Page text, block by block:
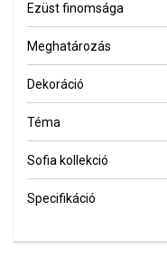
Ezüst finomsága
Meghatározás
Dekoráció
Téma
Sofia kollekció
Specifikáció